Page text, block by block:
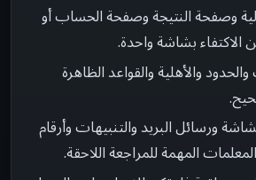
وصفحة النتيجة وصفحة الحساب أو
الاكتفاء بشاشة واحدة.
والأهلية والقواعد الظاهرة
ورسائل البريد والتنبيهات وأرقام